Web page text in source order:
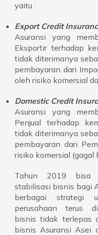
yaitu :
Export Credit
Asuransi yang
Eksportir terhadap
tidak diterimanya
pembayaran dari
oleh risiko komersial
Domestic Credit
Asuransi yang
Penjual terhadap
tidak diterimanya
pembayaran dari
risiko komersial (gagal
Tahun 2019 bisa
stabilisasi bisnis bagi
berbagai strategi
perusahaan terus
bisnis tidak terlepas
bisnis Asuransi Asei